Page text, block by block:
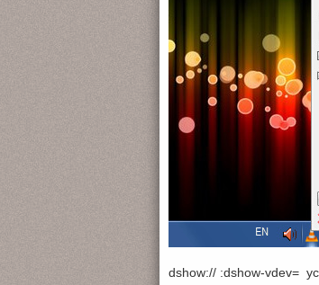
dshow:// :dshow-vdev=